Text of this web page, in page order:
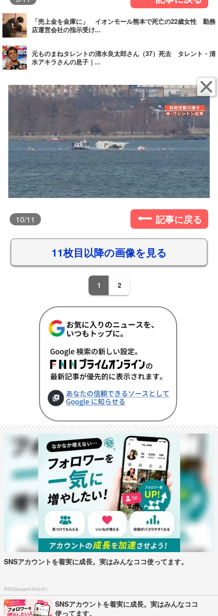
「売上金を金庫に」 イオンモール熊本で死亡の22歳女性 勤務
店運営会社の指示受け...
元ものまねタレントの清水良太郎さん（37）死去 タレント・清
水アキラさんの息子｜...
10/11 記事に戻る
11枚目以降の画像を見る
1 2
SNSアカウントを着実に成長。実はみんなココ使ってます。
PR(Dreaw合同会社)
SNSアカウントを着実に成長。実はみんなココ
使ってます。